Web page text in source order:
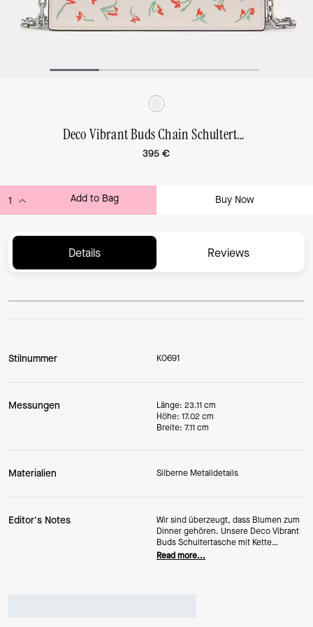
Deco Vibrant Buds Chain Schultertasche
395 €
Add to Bag Buy Now
Details Reviews
Stilnummer KO691
Messungen
Länge: 23.11 cm
Höhe: 17.02 cm
Breite: 7.11 cm
Materialien Silberne Metalldetails
Editor's Notes
Wir sind überzeugt, dass Blumen zum
Dinner gehören. Unsere Deco Vibrant
Buds Schultertasche mit Kette
präsentiert den floralen Print auf
Read more...